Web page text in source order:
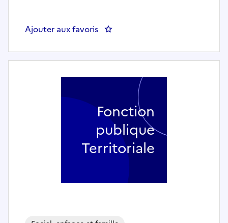
Ajouter aux favoris : Travailleur social ou
Fonction
publique
Territoriale